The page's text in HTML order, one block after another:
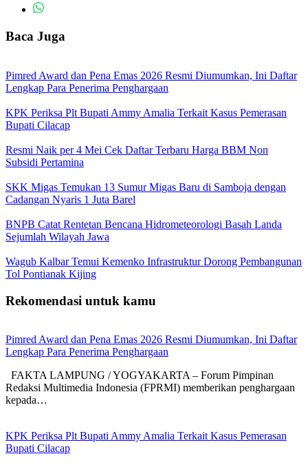
Baca Juga
Pimred Award dan Pena Emas 2026 Resmi Diumumkan, Ini Daftar
Lengkap Para Penerima Penghargaan
KPK Periksa Plt Bupati Ammy Amalia Terkait Kasus Pemerasan
Bupati Cilacap
Resmi Naik per 4 Mei Cek Daftar Terbaru Harga BBM Non
Subsidi Pertamina
SKK Migas Temukan 13 Sumur Migas Baru di Samboja dengan
Cadangan Nyaris 1 Juta Barel
BNPB Catat Rentetan Bencana Hidrometeorologi Basah Landa
Sejumlah Wilayah Jawa
Wagub Kalbar Temui Kemenko Infrastruktur Dorong Pembangunan
Tol Pontianak Kijing
Rekomendasi untuk kamu
Pimred Award dan Pena Emas 2026 Resmi Diumumkan, Ini Daftar
Lengkap Para Penerima Penghargaan
FAKTA LAMPUNG / YOGYAKARTA – Forum Pimpinan
Redaksi Multimedia Indonesia (FPRMI) memberikan penghargaan
kepada…
KPK Periksa Plt Bupati Ammy Amalia Terkait Kasus Pemerasan
Bupati Cilacap